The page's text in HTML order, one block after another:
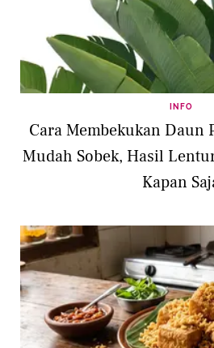
INFO
Cara Membekukan Daun
Mudah Sobek, Hasil
Kapan